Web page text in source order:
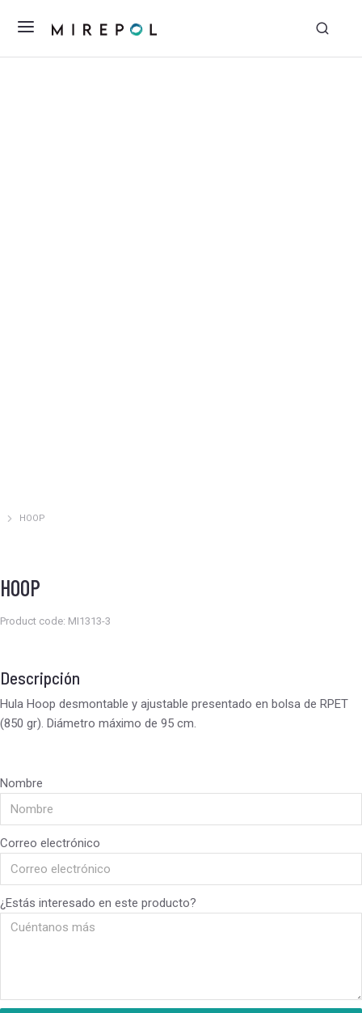
Estás aquí:
HOOP
HOOP
Product code: MI1313-3
Descripción
Hula Hoop desmontable y ajustable presentado en bolsa de RPET
(850 gr). Diámetro máximo de 95 cm.
Nombre
Correo electrónico
¿Estás interesado en este producto?